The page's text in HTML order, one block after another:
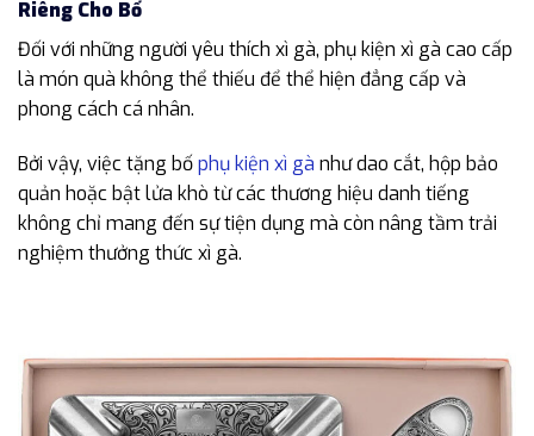
Riêng Cho Bố
Đối với những người yêu thích xì gà, phụ kiện xì gà cao cấp
là món quà không thể thiếu để thể hiện đẳng cấp và
phong cách cá nhân.
Bởi vậy, việc tặng bốphụ kiện xì gà như dao cắt, hộp bảo
quản hoặc bật lửa khò từ các thương hiệu danh tiếng
không chỉ mang đến sự tiện dụng mà còn nâng tầm trải
nghiệm thưởng thức xì gà.